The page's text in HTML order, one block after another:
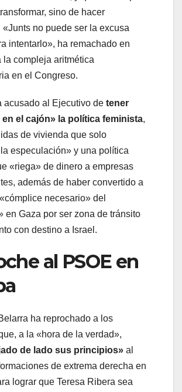
sino de hacer
«Junts no puede ser la excusa
intentarlo», ha remachado en
la compleja aritmética
en el Congreso.
acusado al Ejecutivo de tener
el cajón» la política feminista,
de vivienda que solo
especulación» y una política
«riega» de dinero a empresas
además de haber convertido a
necesario» del
en Gaza por ser zona de tránsito
con destino a Israel.
al PSOE en
ha reprochado a los
a la «hora de la verdad»,
de lado sus principios» al
de extrema derecha en
lograr que Teresa Ribera sea